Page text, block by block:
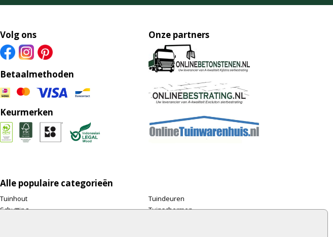
Volg ons
Betaalmethoden
Keurmerken
Onze partners
Alle populaire categorieën
Tuinhout
Schutting
Tuindeuren
Tuinschermen